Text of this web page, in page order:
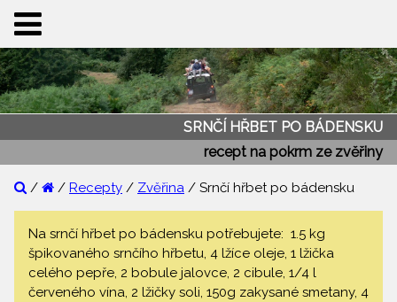
SRNČÍ HŘBET PO BÁDENSKU
recept na pokrm ze zvěřiny
/ / Recepty / Zvěřina / Srnčí hřbet po bádensku
Na srnčí hřbet po bádensku potřebujete: 1.5 kg
špikovaného srnčího hřbetu, 4 lžíce oleje, 1 lžička
celého pepře, 2 bobule jalovce, 2 cibule, 1/4 l
červeného vína, 2 lžičky soli, 150g zakysané smetany, 4